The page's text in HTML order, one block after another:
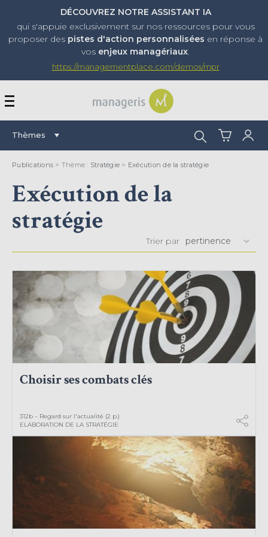
DÉCOUVREZ NOTRE ASSISTANT IA
qui s'appuie exclusivement sur nos ressources pour vous
proposer des pistes d'action personnalisées en réponse à
vos enjeux managériaux.
https://managementplace.com/demos/mpr
AFFICHER OU
Thèmes Rechercher :
Publications > Thème : Stratégie > Exécution de la stratégie
Exécution de la
stratégie
Trier par
Choisir ses combats clés
312b – Regard sur l'actualité (2 p.)
ELABORATION DE LA STRATÉGIE